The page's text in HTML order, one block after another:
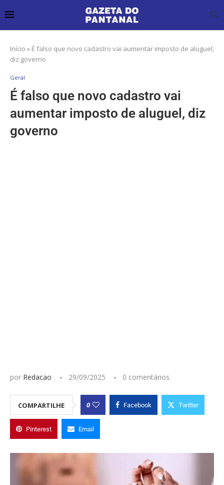
Início » É falso que novo cadastro vai aumentar imposto de aluguel,
diz governo
Geral
É falso que novo cadastro vai
aumentar imposto de aluguel, diz
governo
por Redacao 29/09/2025 0 comentários
COMPARTILHE 0 Facebook Twitter
Pinterest Email